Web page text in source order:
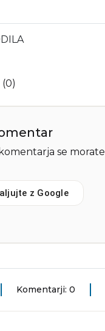
(0)
se morate
z Google
Komentarji: 0